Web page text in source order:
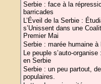
Serbie : face à la
barricades
L’Éveil de la Serbie :
s’Unissent dans une
Premier Mai
Serbie : marée humaine à
Le peuple s’auto-
en Serbie
Serbie : un peu partout,
populaires.